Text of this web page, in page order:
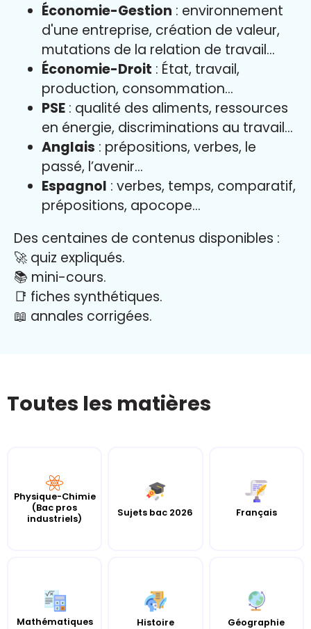
Économie-Gestion : environnement
d'une entreprise, création de valeur,
mutations de la relation de travail…
Économie-Droit : État, travail,
production, consommation…
PSE : qualité des aliments, ressources
en énergie, discriminations au travail…
Anglais : prépositions, verbes, le
passé, l’avenir…
Espagnol : verbes, temps, comparatif,
prépositions, apocope…
Des centaines de contenus disponibles :
🚀 quiz expliqués.
📚 mini-cours.
📑 fiches synthétiques.
📖 annales corrigées.
Toutes les matières
Physique-Chimie
(Bac pros
industriels)
Sujets bac 2026 Français
Mathématiques Histoire Géographie